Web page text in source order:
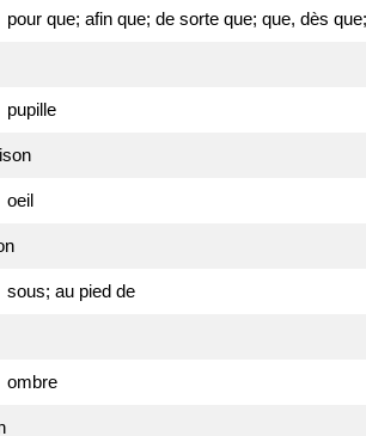
pour que; afin que; de sorte que; que, dès
pupille
oeil
sous; au pied de
ombre